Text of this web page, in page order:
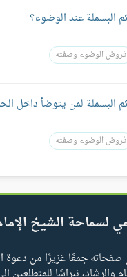
البسملة عند الوضوء؟
فروض الوضوء وصفته
البسملة لمن يتوضأ داخل
فروض الوضوء وصفته
لسماحة الشيخ
جمعًا غزيرًا من دعوة